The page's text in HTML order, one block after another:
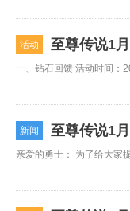
活动 至尊传说1
新闻 至尊传说1